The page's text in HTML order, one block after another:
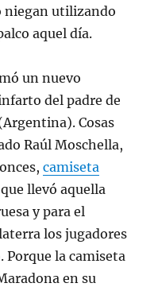
niegan utilizando
aquel día.
un nuevo
del padre de
Cosas
Raúl Moschella,
camiseta
llevó aquella
y para el
los jugadores
Porque la camiseta
en su